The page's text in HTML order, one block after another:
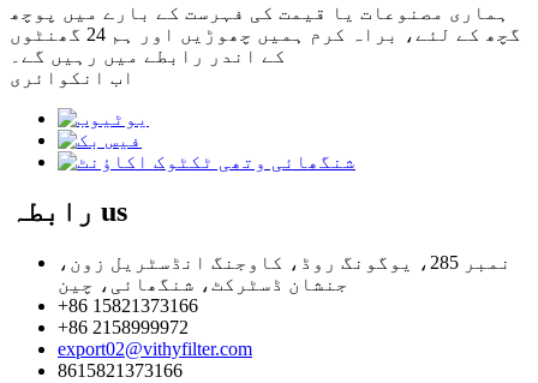
ہماری مصنوعات یا قیمت کی فہرست کے بارے میں پوچھ
گچھ کے لئے، براہ کرم ہمیں چھوڑیں اور ہم 24 گھنٹوں
کے اندر رابطے میں رہیں گے۔
اب انکوائری
رابطہ us
نمبر 285، یوگونگ روڈ، کاوجنگ انڈسٹریل زون،
جنشان ڈسٹرکٹ، شنگھائی، چین
+86 15821373166
+86 2158999972
export02@vithyfilter.com
8615821373166